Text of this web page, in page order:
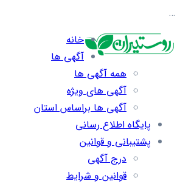
…
خانه
آگهی ها
همه آگهی ها
آگهی های ویژه
آگهی ها براساس استان
پایگاه اطلاع رسانی
پشتیبانی و قوانین
درج آگهی
قوانین و شرایط